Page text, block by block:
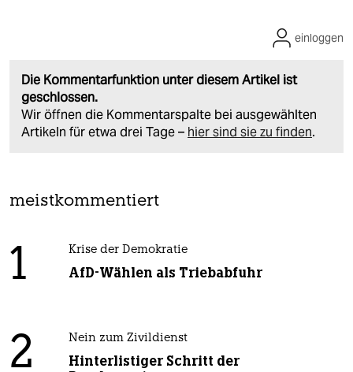
Die Kommentarfunktion unter diesem Artikel ist
geschlossen.
Wir öffnen die Kommentarspalte bei ausgewählten
Artikeln für etwa drei Tage – hier sind sie zu finden.
einloggen
meistkommentiert
1 Krise der Demokratie
AfD-Wählen als Triebabfuhr
2 Nein zum Zivildienst
Hinterlistiger Schritt der